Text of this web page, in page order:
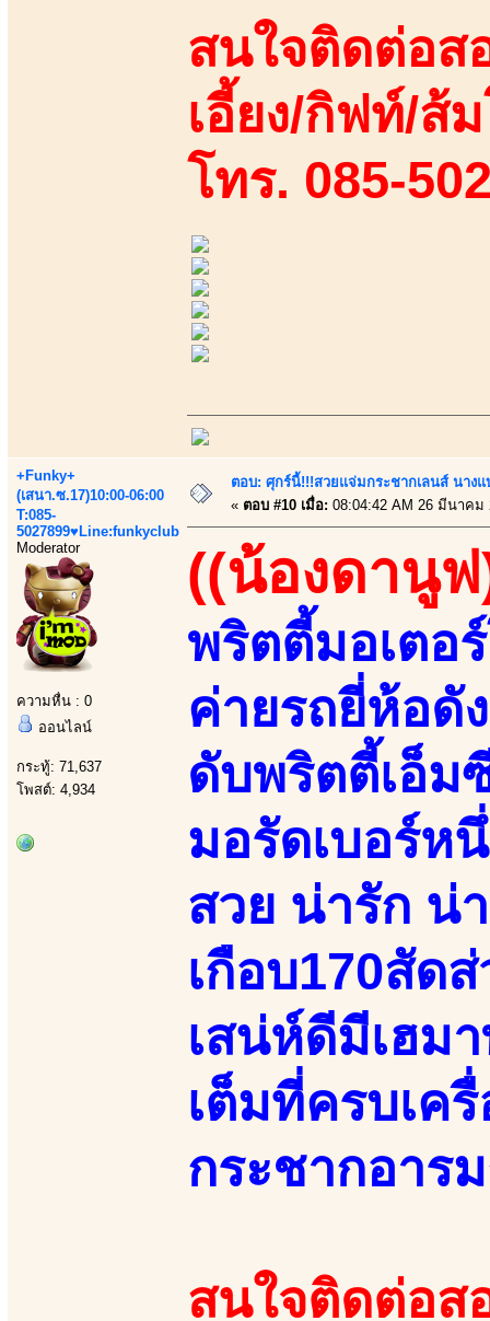
สนใจติดต่อส
เอี้ยง/กิฟท์/ส้
โทร. 085-
+Funky+
(เสนา.ซ.17)10:00-06:00
T:085-
5027899♥Line:funkyclub
Moderator
ความหื่น : 0
ออนไลน์
กระทู้: 71,637
โพสต์: 4,934
ตอบ: ศุกร์นี้!!!สวยแจ่มกระชากเลนส์ นาง
« ตอบ #10 เมื่อ: 08:04:42 AM 26 มีนาคม
((น้องดานู
พริตตี้มอเตอ
ค่ายรถยี่ห้อดั
ดับพริตตี้เอ็ม
มอรัดเบอร์ห
สวย น่ารัก น่
เกือบ170สัด
เสน่ห์ดีมีเฮม
เต็มที่ครบเค
กระชากอาร
สนใจติดต่อส